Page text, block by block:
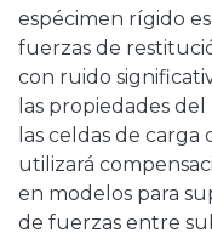
espécimen rígido
fuerzas de
con ruido
las propiedades
las celdas de
utilizará
en modelos para
de fuerzas entre